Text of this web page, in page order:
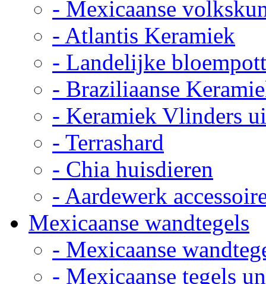
- Mexicaanse
- Atlantis Keramiek
- Landelijke
- Braziliaanse
- Keramiek Vlinders
- Terrashard
- Chia huisdieren
- Aardewerk
Mexicaanse wandtegels
- Mexicaanse
- Mexicaanse tegels